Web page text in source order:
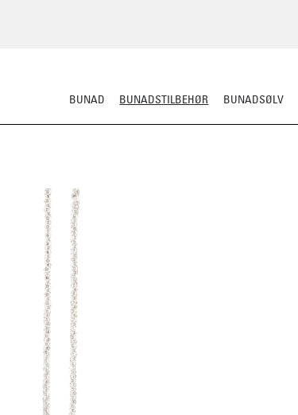
BUNAD BUNADSTILBEHØR BUNADSØLV